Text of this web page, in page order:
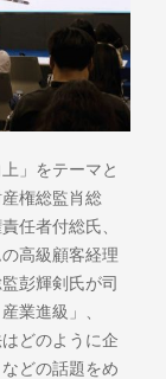
」をテーマと
権総監肖総
任者付総氏、
高級顧客経理
彭輝剣氏が司
業進級」、
どのように企
どの話題をめ